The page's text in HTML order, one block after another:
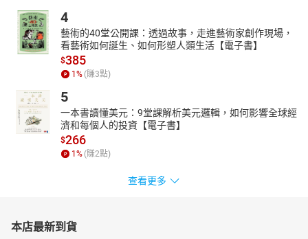
每篇故事的結尾，特別設計「說來聽聽」延伸思考專欄，提出或反
問與現代生活經驗相關的問題，訓練孩子多元化的思考能力。
**4.**歷史的入門書：最好的課外輔助教材
小學社會科讀的是片斷的歷史，國中以後馬上接觸到繁雜的正史，
死背的壓力往往使孩子失去對於歷史的興趣，這套書先讓孩子在趣
味中奠定讀歷史的基本觀念，以後又能與教科書印證對照，使孩子
輕鬆念好歷史不需要死背的苦惱。
4
藝術的40堂公開課：透過故事，走進藝術家創作現場，
看藝術如何誕生、如何形塑人類生活【電子書】
$385
1 % (賺3點)
5
一本書讀懂美元：9堂課解析美元邏輯，如何影響全球經
濟和每個人的投資【電子書】
$266
1 % (賺2點)
查看更多
本店最新到貨